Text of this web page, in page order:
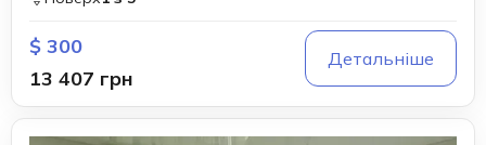
$ 300
13 407 грн
Детальніше